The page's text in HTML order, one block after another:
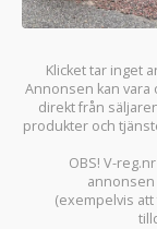
Klicket tar inget
Annonsen kan vara
direkt från
produkter och
OBS! V-
(exempelvis